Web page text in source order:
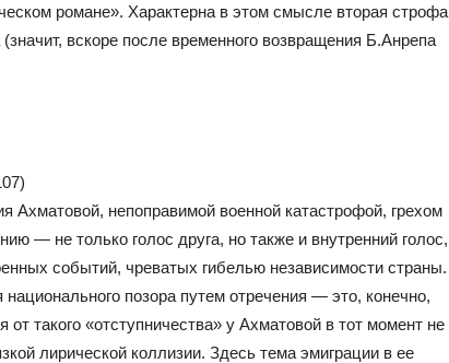
романе». Характерна в этом смысле вторая строфа
вскоре после временного возвращения Б.Анрепа
Ахматовой, непоправимой военной катастрофой, грехом
— не только голос друга, но также и внутренний голос,
событий, чреватых гибелью независимости страны.
позора путем отречения — это, конечно,
такого «отступничества» у Ахматовой в тот момент не
лирической коллизии. Здесь тема эмиграции в ее